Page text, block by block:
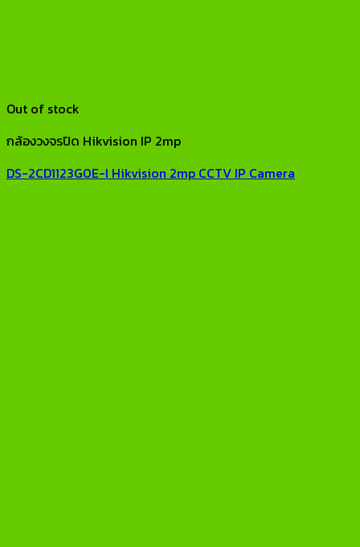
Out of stock
กล้องวงจรปิด Hikvision IP 2mp
DS-2CD1123G0E-I Hikvision 2mp CCTV IP Camera